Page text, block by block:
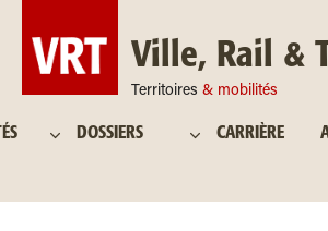
Ville, Rail &
Territoires & mobilités
DOSSIERS CARRIÈRE